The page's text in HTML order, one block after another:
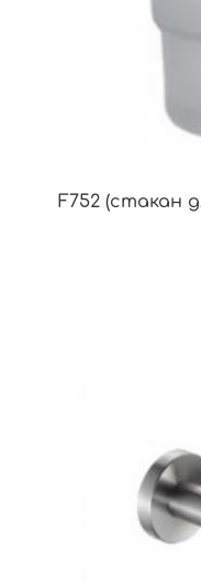
F752 (стакан